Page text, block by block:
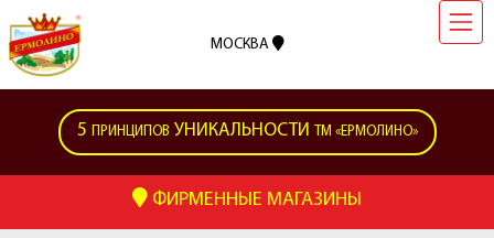
МОСКВА
5 ПРИНЦИПОВ УНИКАЛЬНОСТИ ТМ «ЕРМОЛИНО»
ФИРМЕННЫЕ МАГАЗИНЫ